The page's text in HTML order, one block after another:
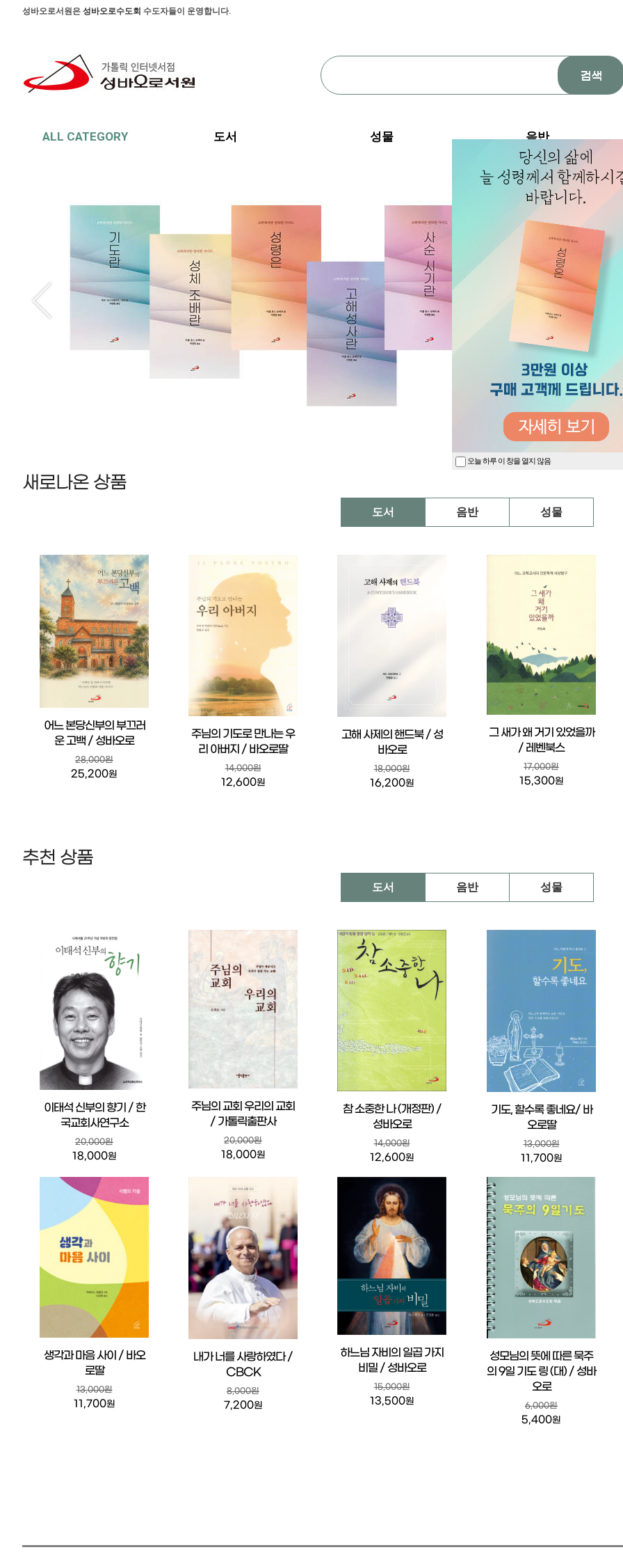
본문 바로가기
주메뉴 바로가기
사이드메뉴 바로가기
성바오로서원은 성바오로수도회 수도자들이 운영합니다.
ALL CATEGORY 도서 성물 음반
오늘 하루 이 창을 열지 않음
새로나온 상품
도서 음반 성물
어느 본당신부의 부끄러
운 고백 / 성바오로
28,000원
25,200원
주님의 기도로 만나는 우
리 아버지 / 바오로딸
14,000원
12,600원
고해 사제의 핸드북 / 성
바오로
18,000원
16,200원
그 새가 왜 거기 있었을까
/ 레벤북스
17,000원
15,300원
추천 상품
도서 음반 성물
이태석 신부의 향기 / 한
국교회사연구소
20,000원
18,000원
주님의 교회 우리의 교회
/ 가톨릭출판사
20,000원
18,000원
참 소중한 나 (개정판) /
성바오로
14,000원
12,600원
기도, 할수록 좋네요/ 바
오로딸
13,000원
11,700원
생각과 마음 사이 / 바오
로딸
13,000원
11,700원
내가 너를 사랑하였다 /
CBCK
8,000원
7,200원
하느님 자비의 일곱 가지
비밀 / 성바오로
15,000원
13,500원
성모님의 뜻에 따른 묵주
의 9일 기도 링 (대) / 성바
오로
6,000원
5,400원